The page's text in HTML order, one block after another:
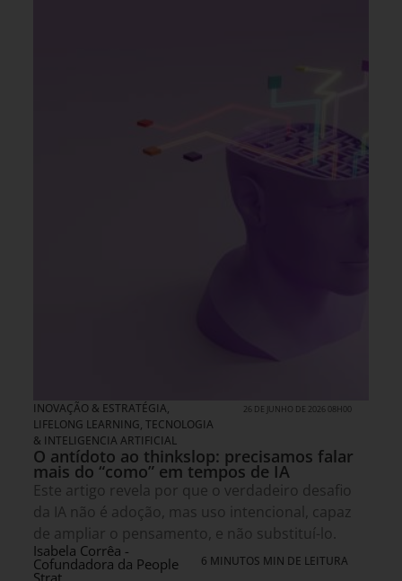
INOVAÇÃO & ESTRATÉGIA,
LIFELONG LEARNING, TECNOLOGIA
& INTELIGENCIA ARTIFICIAL
26 DE JUNHO DE 2026 08H00
O antídoto ao thinkslop: precisamos falar
mais do “como” em tempos de IA
Este artigo revela por que o verdadeiro desafio
da IA não é adoção, mas uso intencional, capaz
de ampliar o pensamento, e não substituí-lo.
Isabela Corrêa -
Cofundadora da People 6 MINUTOS MIN DE LEITURA